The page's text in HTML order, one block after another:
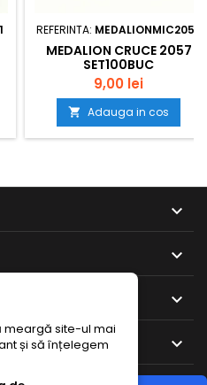
REFERINTA: MEDALIONMIC2057
MEDALION CRUCE 2057
SET100BUC
9,00 lei
 Adauga in cos




meargă site-ul mai
și să înțelegem